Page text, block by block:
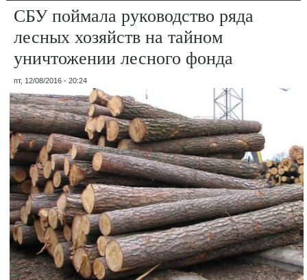
СБУ поймала руководство ряда
лесных хозяйств на тайном
уничтожении лесного фонда
пт, 12/08/2016 - 20:24